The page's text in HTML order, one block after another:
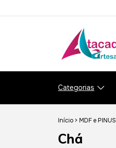
Categorias
Início > MDF e PINUS
Chá